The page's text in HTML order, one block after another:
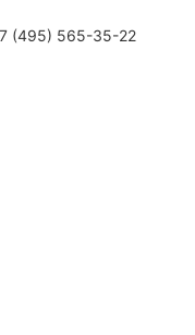
(495) 565-35-22